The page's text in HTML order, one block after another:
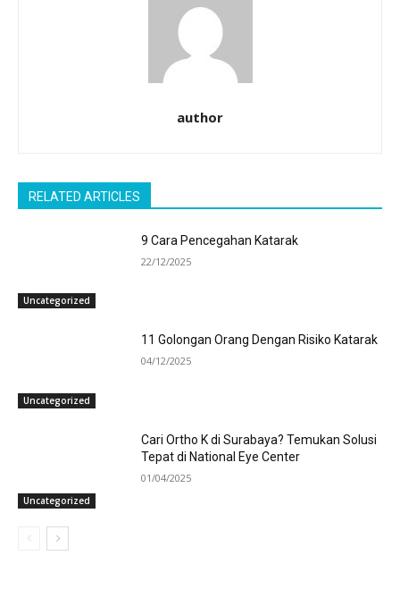
author
RELATED ARTICLES
Uncategorized
9 Cara Pencegahan Katarak
22/12/2025
Uncategorized
11 Golongan Orang Dengan Risiko Katarak
04/12/2025
Uncategorized
Cari Ortho K di Surabaya? Temukan Solusi
Tepat di National Eye Center
01/04/2025